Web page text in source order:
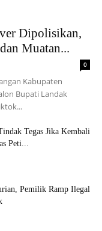
Dipolisikan,
Muatan...
0
Kabupaten
Bupati Landak
Tegas Jika Kembali
Peti...
Pemilik Ramp Ilegal